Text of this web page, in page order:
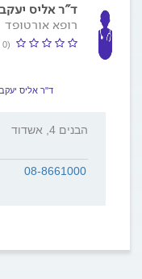
ד"ר אליס יעקב
רופא אורטופד
(0 דירוג ממוצע)
ד"ר אליס
הבנים 4, אשדוד
08-8661000